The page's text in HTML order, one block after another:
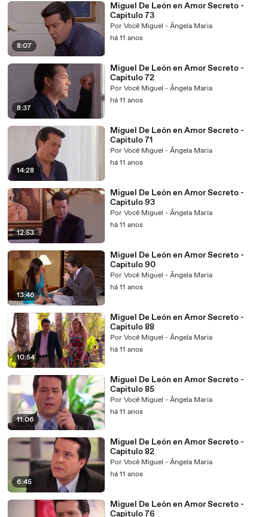
8:07
Miguel De León en Amor Secreto -
Capitulo 73
Por Você Miguel - Ângela Maria
há 11 anos
8:37
Miguel De León en Amor Secreto -
Capitulo 72
Por Você Miguel - Ângela Maria
há 11 anos
14:28
Miguel De León en Amor Secreto -
Capitulo 71
Por Você Miguel - Ângela Maria
há 11 anos
12:53
Miguel De León en Amor Secreto -
Capitulo 93
Por Você Miguel - Ângela Maria
há 11 anos
13:46
Miguel De León en Amor Secreto -
Capitulo 90
Por Você Miguel - Ângela Maria
há 11 anos
10:54
Miguel De León en Amor Secreto -
Capitulo 88
Por Você Miguel - Ângela Maria
há 11 anos
11:06
Miguel De León en Amor Secreto -
Capitulo 85
Por Você Miguel - Ângela Maria
há 11 anos
6:45
Miguel De León en Amor Secreto -
Capitulo 82
Por Você Miguel - Ângela Maria
há 11 anos
Miguel De León en Amor Secreto -
Capitulo 76